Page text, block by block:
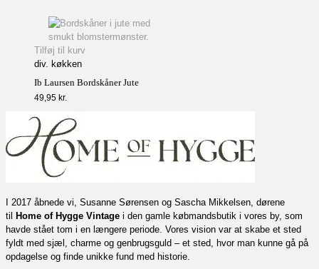
Tilføj til kurv
div. køkken
Ib Laursen Bordskåner Jute
49,95 kr.
I 2017 åbnede vi, Susanne Sørensen og Sascha Mikkelsen, dørene
til
Home of Hygge Vintage i den gamle købmandsbutik i vores by, som
havde stået tom i en længere periode. Vores vision var at skabe et sted
fyldt med sjæl, charme og genbrugsguld – et sted, hvor man kunne gå på
opdagelse og finde unikke fund med historie.